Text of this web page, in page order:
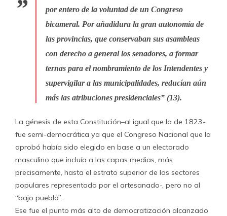
por entero de la voluntad de un Congreso
bicameral. Por añadidura la gran autonomía de
las provincias, que conservaban sus asambleas
con derecho a general los senadores, a formar
ternas para el nombramiento de los Intendentes y
supervigilar a las municipalidades, reducían aún
más las atribuciones presidenciales” (13).
La génesis de esta Constitución–al igual que la de 1823-
fue semi-democrática ya que el Congreso Nacional que la
aprobó había sido elegido en base a un electorado
masculino que incluía a las capas medias, más
precisamente, hasta el estrato superior de los sectores
populares representado por el artesanado-, pero no al
“bajo pueblo”.
Ese fue el punto más alto de democratización alcanzado